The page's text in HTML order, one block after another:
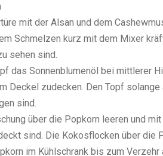
mit der Alsan und dem
Schmelzen kurz mit dem Mixer
sehen sind.
das Sonnenblumenöl bei mittlerer
Deckel zudecken. Den Topf
sind.
über die Popkorn leeren und
sind. Die Kokosflocken über die
im Kühlschrank bis zum